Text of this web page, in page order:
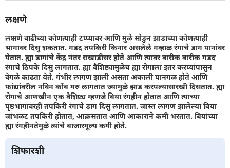
लक्षणे
लक्षणे वाढीच्या कोणत्याही टप्प्यावर आणि मुळे सोडुन झाडाच्या कोणत्याही
भागावर दिसु शकतात. गडद तपकिरी किनार असलेले गव्हाळ रंगाचे डाग पानांवर
येतात. ह्या डागांचे केंद्र नंतर राखाडीसर होते आणि त्यावर बारीक बारीक गडद
रंगाचे ठिपके दिसु लागतात. ह्या वैशिष्ट्यामुळेच ह्या रोगाला इतर करप्यांपासुन
वेगळे काढता येते. गंभीर लागण झाली असता अकाली पानगळ होते आणि
फांद्यांवरील नविन कोंब मरु लागतात ज्यामुळे झाड करपल्यासारखी दिसतात. ह्या
रोगाचे आणखीन एक वैशिष्ट्य म्हणजे बिया रंगहीन होतात आणि त्याच्या
पृष्ठभागावरही तपकिरी रंगाचे डाग दिसु लागतात. जास्त लागण झालेल्या बिया
जांभळट तपकिरी होतात, आक्रसतात आणि आकाराने कमी भरतात. बियांच्या
ह्या रंगहीनतेमुळे त्यांचे बाजारमूल्य कमी होते.
शिफारशी